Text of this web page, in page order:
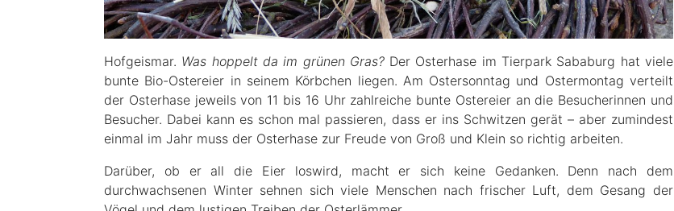
Hofgeismar. Was hoppelt da im grünen Gras? Der Osterhase im Tierpark Sababurg hat viele
bunte Bio-Ostereier in seinem Körbchen liegen. Am Ostersonntag und Ostermontag verteilt
der Osterhase jeweils von 11 bis 16 Uhr zahlreiche bunte Ostereier an die Besucherinnen und
Besucher. Dabei kann es schon mal passieren, dass er ins Schwitzen gerät – aber zumindest
einmal im Jahr muss der Osterhase zur Freude von Groß und Klein so richtig arbeiten.
Darüber, ob er all die Eier loswird, macht er sich keine Gedanken. Denn nach dem
durchwachsenen Winter sehnen sich viele Menschen nach frischer Luft, dem Gesang der